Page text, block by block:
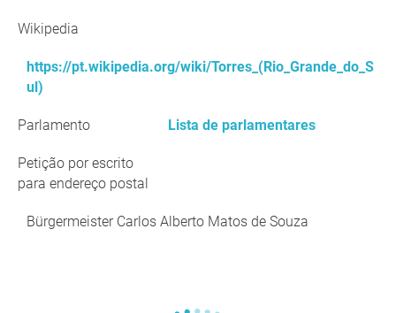
Wikipedia
https://pt.wikipedia.org/wiki/Torres_(Rio_Grande_do_S
ul)
Parlamento Lista de parlamentares
Petição por escrito
para endereço postal
Bürgermeister Carlos Alberto Matos de Souza